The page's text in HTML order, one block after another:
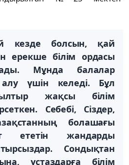
кезде болсын, қай
ерекше білім ордасы
Мұнда балалар
үшін келеді. Бұл
жақсы білім
Себебі, Сіздер,
болашағы
ететін жандарды
Сондықтан
ұстаздарға білім